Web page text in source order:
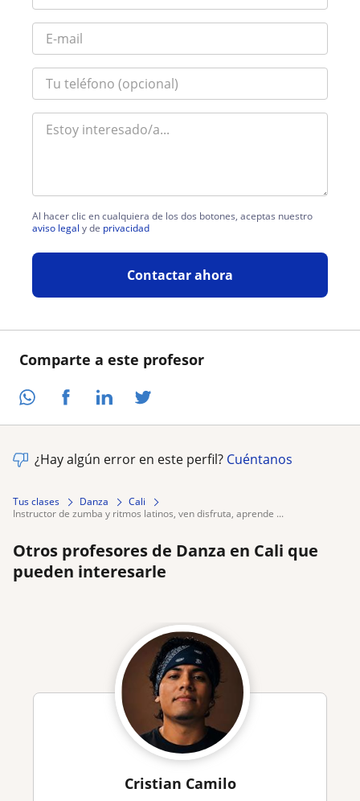
Comparte a este profesor
Al hacer clic en cualquiera de los dos botones, aceptas nuestro
aviso legal y de privacidad
Contactar ahora
¿Hay algún error en este perfil? Cuéntanos
Tus clases Danza
Cali
instructor de zumba y ritmos latinos, ven disfruta, aprende ...
Otros profesores de Danza en Cali que
pueden interesarle
Cristian Camilo